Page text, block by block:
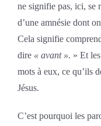
ne signifie pas, ici, se
d’une amnésie dont
Cela signifie
dire « avant ». » Et
mots à eux, ce qu’ils
Jésus.
C’est pourquoi les